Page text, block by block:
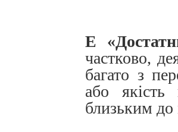
Е
частково,
багато з
або
близьким до